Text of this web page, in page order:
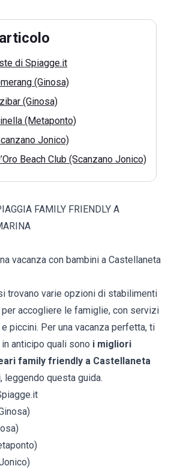
di Spiagge.it
(Ginosa)
(Ginosa)
(Metaponto)
Jonico)
Beach Club (Scanzano Jonico)
FAMILY FRIENDLY A
vacanza con bambini a Castellaneta
trovano varie opzioni di stabilimenti
accogliere le famiglie, con servizi
piccini. Per una vacanza perfetta, ti
anticipo quali sono i migliori
family friendly a Castellaneta
, leggendo questa guida.